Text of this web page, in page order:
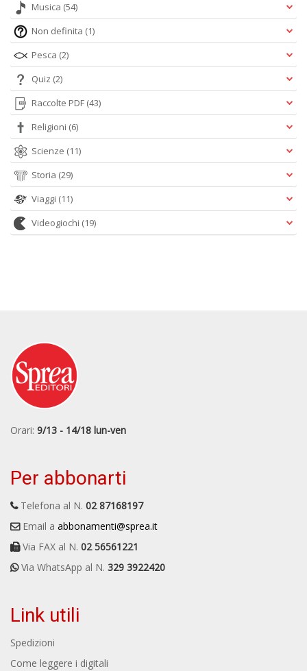
Musica (54)
Non definita (1)
Pesca (2)
Quiz (2)
Raccolte PDF (43)
Religioni (6)
Scienze (11)
Storia (29)
Viaggi (11)
Videogiochi (19)
Orari: 9/13 - 14/18 lun-ven
Per abbonarti
Telefona al N. 02 87168197
Email a abbonamenti@sprea.it
Via FAX al N. 02 56561221
Via WhatsApp al N. 329 3922420
Link utili
Spedizioni
Come leggere i digitali